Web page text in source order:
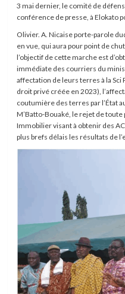
3 mai dernier, le comité de
conférence de presse, à Elokato
Olivier. A. Nicaise porte-parole
en vue, qui aura pour point de
l’objectif de cette marche est
immédiate des courriers du
affectation de leurs terres à la
droit privé créée en 2023),
coutumière des terres par l’État
M’Batto-Bouaké, le rejet de toute
Immobilier visant à obtenir des
plus brefs délais les résultats de